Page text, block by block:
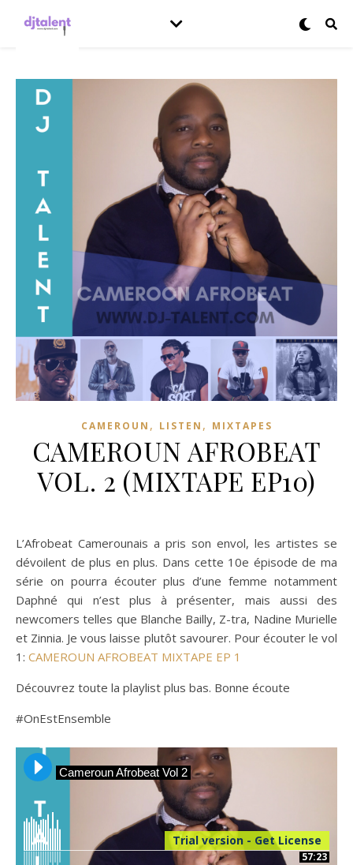
CAMEROUN , LISTEN , MIXTAPES
CAMEROUN AFROBEAT
VOL. 2 (MIXTAPE EP10)
L’Afrobeat Camerounais a pris son envol, les artistes se
dévoilent de plus en plus. Dans cette 10e épisode de ma
série on pourra écouter plus d’une femme notamment
Daphné qui n’est plus à présenter, mais aussi des
newcomers telles que Blanche Bailly, Z-tra, Nadine Murielle
et Zinnia. Je vous laisse plutôt savourer. Pour écouter le vol
1: CAMEROUN AFROBEAT MIXTAPE EP 1
Découvrez toute la playlist plus bas. Bonne écoute
#OnEstEnsemble
Cameroun Afrobeat Vol 2
Trial version - Get License
57:23